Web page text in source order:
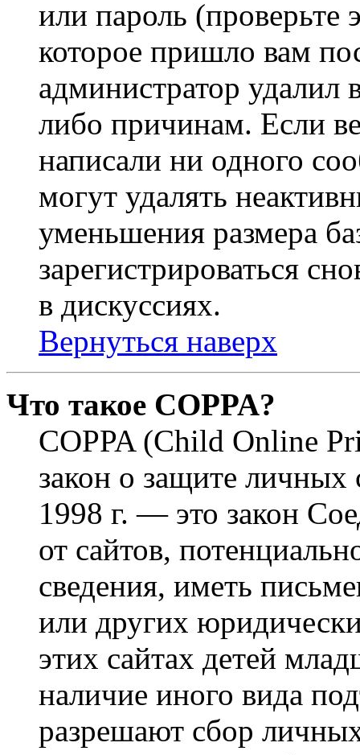
или пароль (проверьте
которое пришло вам
администратор
либо причинам. Если
написали ни одного
могут удалять
уменьшения размера
зарегистрироваться
в дискуссиях.
Вернуться наверх
Что такое COPPA?
COPPA (Child Online
закон о защите личных
1998 г. — это закон
от сайтов,
сведения, иметь
или других
этих сайтах детей
наличие иного вида
разрешают сбор